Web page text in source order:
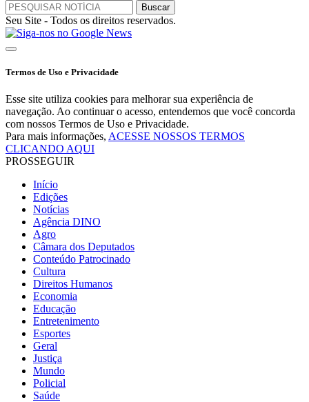
Seu Site - Todos os direitos reservados.
Termos de Uso e Privacidade
Esse site utiliza cookies para melhorar sua experiência de
navegação. Ao continuar o acesso, entendemos que você concorda
com nossos Termos de Uso e Privacidade.
Para mais informações, ACESSE NOSSOS TERMOS
CLICANDO AQUI
PROSSEGUIR
Início
Edições
Notícias
Agência DINO
Agro
Câmara dos Deputados
Conteúdo Patrocinado
Cultura
Direitos Humanos
Economia
Educação
Entretenimento
Esportes
Geral
Justiça
Mundo
Policial
Saúde